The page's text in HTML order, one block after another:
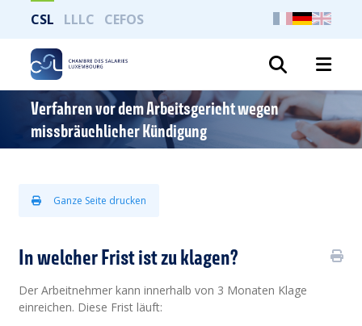
CSL LLLC CEFOS
Verfahren vor dem Arbeitsgericht wegen
missbräuchlicher Kündigung
Ganze Seite drucken
In welcher Frist ist zu klagen?
Der Arbeitnehmer kann innerhalb von 3 Monaten Klage
einreichen. Diese Frist läuft: